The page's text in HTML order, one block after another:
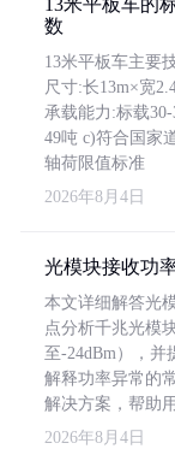
13米平板车的
数
13米平板车主要
尺寸:长13m×宽
承载能力:标载
49吨 c)符合国家
轴荷限值标准
2026年8月4日
光模块接收功
本文详细解答光
点分析千兆光模
至-24dBm），
解释功率异常的
解决方案，帮助
2026年8月4日